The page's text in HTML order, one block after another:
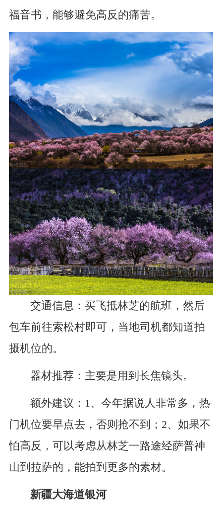
福音书，能够避免高反的痛苦。
交通信息：买飞抵林芝的航班，然后
包车前往索松村即可，当地司机都知道拍
摄机位的。
器材推荐：主要是用到长焦镜头。
额外建议：1、今年据说人非常多，热
门机位要早点去，否则抢不到；2、如果不
怕高反，可以考虑从林芝一路途经萨普神
山到拉萨的，能拍到更多的素材。
新疆大海道银河